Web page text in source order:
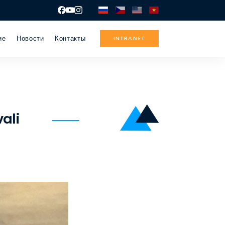
Новости Контакты INTRANET